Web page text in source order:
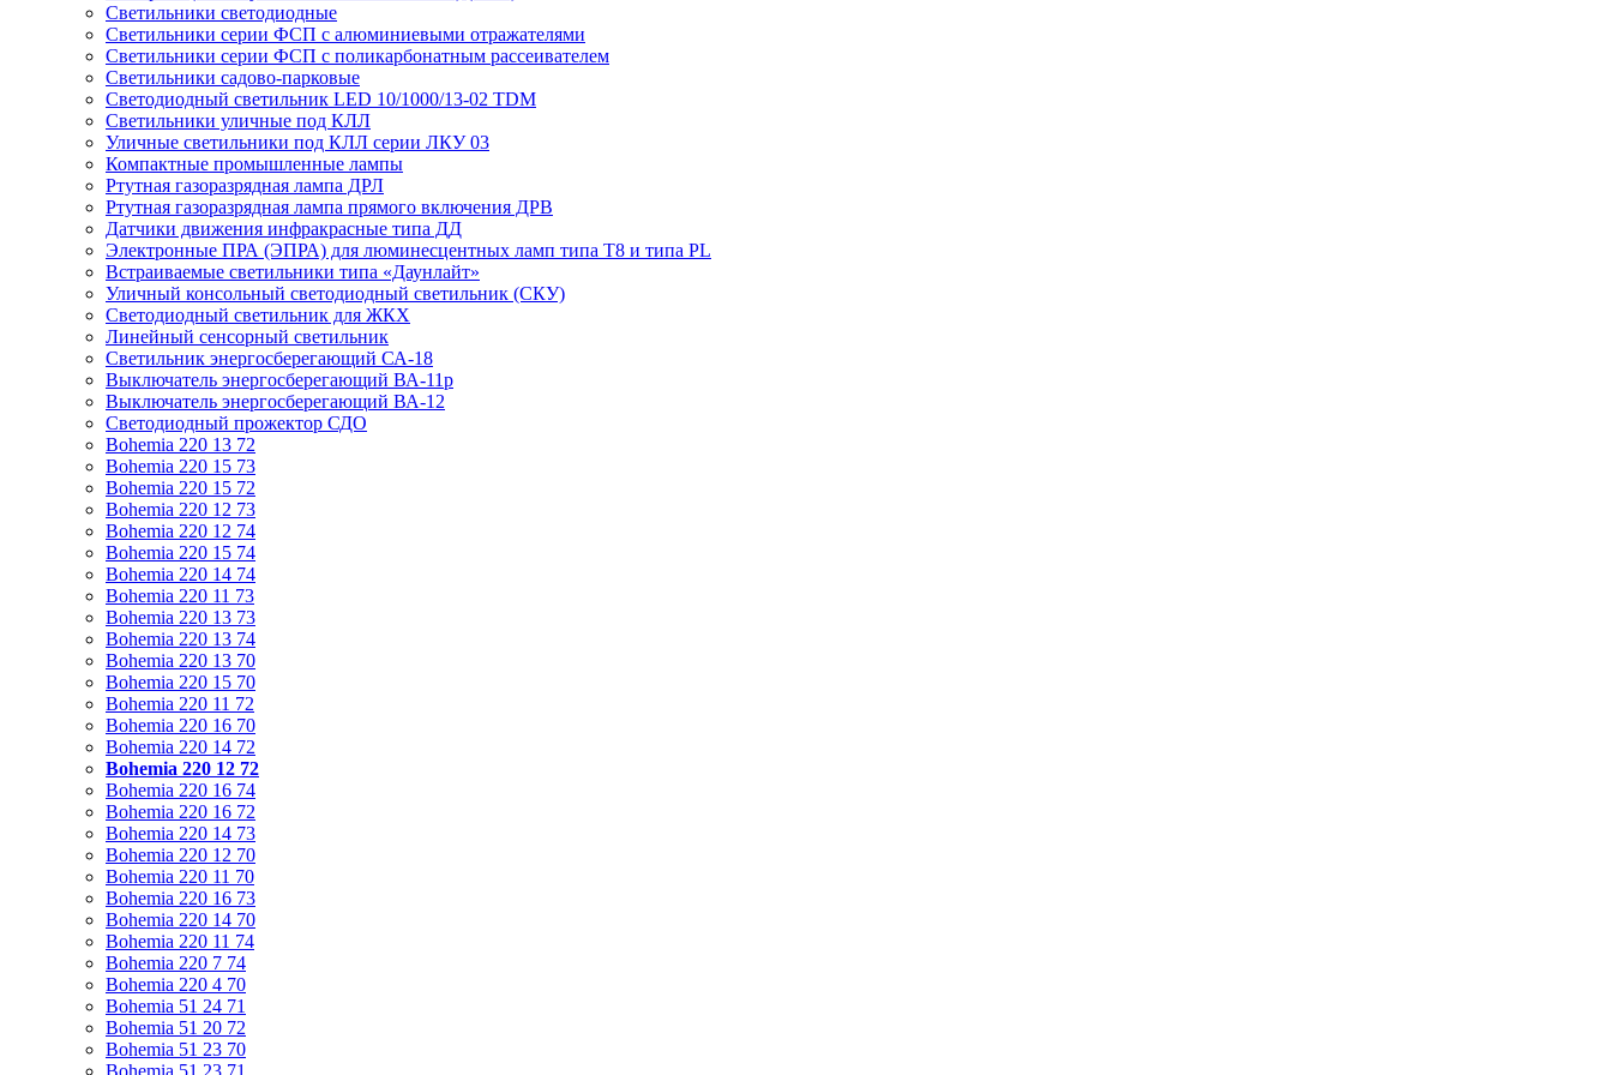
Светильники светодиодные
Светильники серии ФСП с алюминиевыми отражателями
Светильники серии ФСП с поликарбонатным рассеивателем
Светильники садово-парковые
Светодиодный светильник LED 10/1000/13-02 TDM
Светильники уличные под КЛЛ
Уличные светильники под КЛЛ серии ЛКУ 03
Компактные промышленные лампы
Ртутная газоразрядная лампа ДРЛ
Ртутная газоразрядная лампа прямого включения ДРВ
Датчики движения инфракрасные типа ДД
Электронные ПРА (ЭПРА) для люминесцентных ламп типа Т8 и типа PL
Встраиваемые светильники типа «Даунлайт»
Уличный консольный светодиодный светильник (СКУ)
Светодиодный светильник для ЖКХ
Линейный сенсорный светильник
Светильник энергосберегающий СА-18
Выключатель энергосберегающий ВА-11р
Выключатель энергосберегающий ВА-12
Светодиодный прожектор СДО
Bohemia 220 13 72
Bohemia 220 15 73
Bohemia 220 15 72
Bohemia 220 12 73
Bohemia 220 12 74
Bohemia 220 15 74
Bohemia 220 14 74
Bohemia 220 11 73
Bohemia 220 13 73
Bohemia 220 13 74
Bohemia 220 13 70
Bohemia 220 15 70
Bohemia 220 11 72
Bohemia 220 16 70
Bohemia 220 14 72
Bohemia 220 12 72
Bohemia 220 16 74
Bohemia 220 16 72
Bohemia 220 14 73
Bohemia 220 12 70
Bohemia 220 11 70
Bohemia 220 16 73
Bohemia 220 14 70
Bohemia 220 11 74
Bohemia 220 7 74
Bohemia 220 4 70
Bohemia 51 24 71
Bohemia 51 20 72
Bohemia 51 23 70